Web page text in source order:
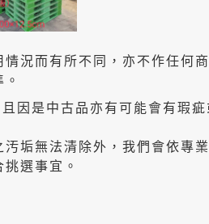
況而有所不同，亦不作任何
因是中古品亦有可能會有
垢無法清除外，我們會依專
選事宜。